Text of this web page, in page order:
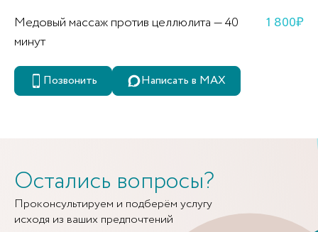
Медовый массаж против целлюлита — 40
минут
1 800₽
Позвонить Написать в MAX
Остались вопросы?
Проконсультируем и подберём услугу
исходя из ваших предпочтений
наобработку персональных данных
наобработку персональных данных